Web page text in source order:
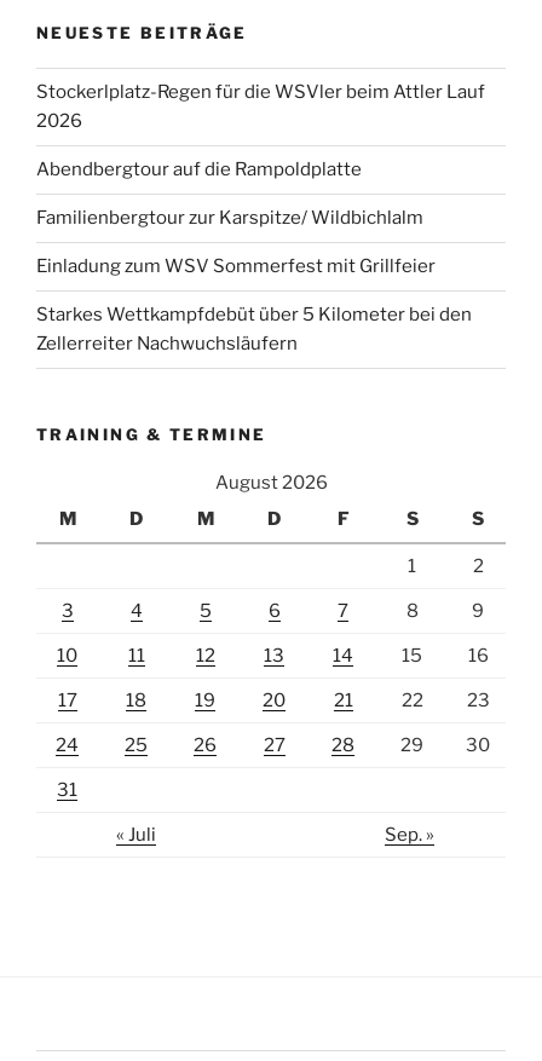
NEUESTE BEITRÄGE
Stockerlplatz-Regen für die WSVler beim Attler Lauf
2026
Abendbergtour auf die Rampoldplatte
Familienbergtour zur Karspitze/ Wildbichlalm
Einladung zum WSV Sommerfest mit Grillfeier
Starkes Wettkampfdebüt über 5 Kilometer bei den
Zellerreiter Nachwuchsläufern
TRAINING & TERMINE
August 2026
M
D M D F S S
1 2
3 4 5 6 7 8 9
10 11 12 13 14 15 16
17 18 19 20 21 22 23
24 25 26 27 28 29 30
31
« Juli Sep. »